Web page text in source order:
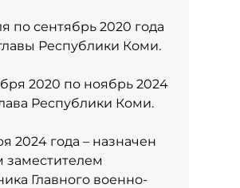
по сентябрь 2020 года
Республики Коми.
2020 по ноябрь 2024
Республики Коми.
2024 года – назначен
Главного военно-